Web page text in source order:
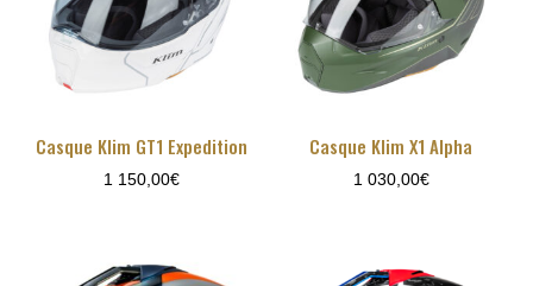
Casque Klim GT1 Expedition
1 150,00€
Casque Klim X1 Alpha
1 030,00€